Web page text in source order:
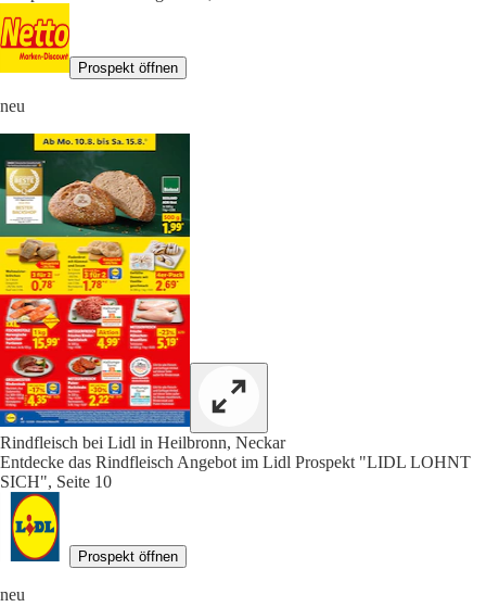
Prospekt öffnen
neu
Rindfleisch bei Lidl in Heilbronn, Neckar
Entdecke das Rindfleisch Angebot im Lidl Prospekt "LIDL LOHNT
SICH", Seite 10
Prospekt öffnen
neu